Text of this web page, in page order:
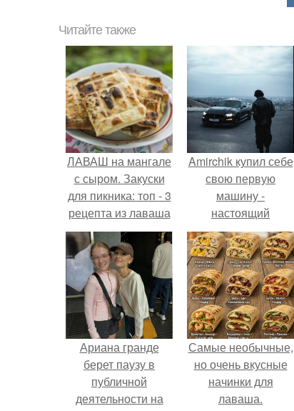
Читайте также
ЛАВАШ на мангале
с сыром. Закуски
для пикника: топ - 3
рецепта из лаваша
на мангале на
любой вкус.
Amirchik купил себе
свою первую
машину -
настоящий
автомобиль мечты
для многих
автолюбителей.
Ариана гранде
берет паузу в
публичной
деятельности на
Самые необычные,
но очень вкусные
начинки для
лаваша.